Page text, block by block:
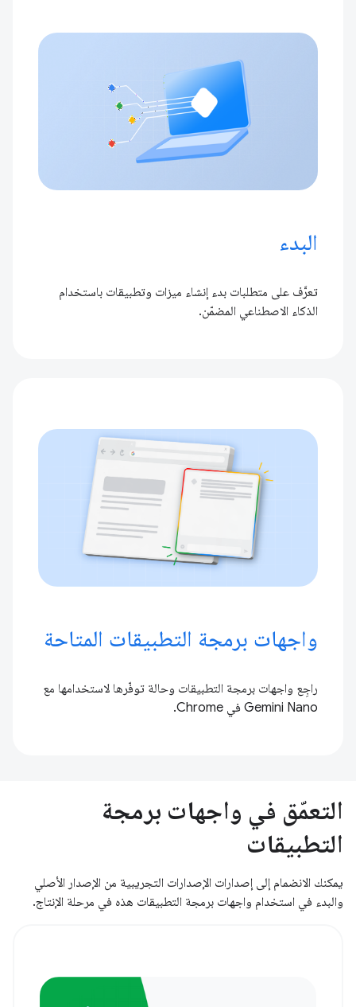
البدء
تعرَّف على متطلبات بدء إنشاء ميزات وتطبيقات باستخدام
الذكاء الاصطناعي المضمّن.
واجهات برمجة التطبيقات المتاحة
راجِع واجهات برمجة التطبيقات وحالة توفّرها لاستخدامها مع
Gemini Nano في Chrome.
التعمّق في واجهات برمجة
التطبيقات
يمكنك الانضمام إلى إصدارات الإصدارات التجريبية من الإصدار الأصلي
والبدء في استخدام واجهات برمجة التطبيقات هذه في مرحلة الإنتاج.